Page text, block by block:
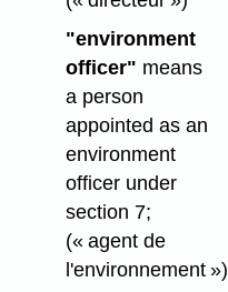
"environment
officer" means
a person
appointed as an
environment
officer under
section 7;
(« agent de
l'environnement »)